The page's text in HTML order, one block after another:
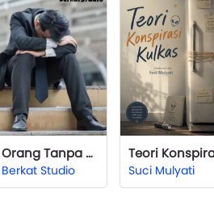
Orang Tanpa Penghasilan
Berkat Studio Suci Mulyati